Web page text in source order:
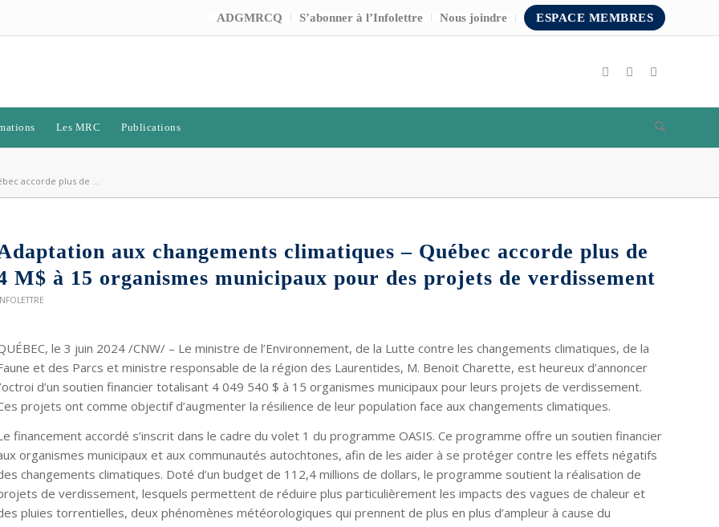
ADGMRCQ S’abonner à l’Infolettre Nous joindre ESPACE MEMBRES
Les MRC Publications
accorde plus de ...
aux changements climatiques – Québec accorde plus de
M$ à 15 organismes municipaux pour des projets de verdissement
le 3 juin 2024 /CNW/ – Le ministre de l’Environnement, de la Lutte contre les changements climatiques, de la
et des Parcs et ministre responsable de la région des Laurentides, M. Benoit Charette, est heureux d’annoncer
d’un soutien financier totalisant 4 049 540 $ à 15 organismes municipaux pour leurs projets de verdissement.
projets ont comme objectif d’augmenter la résilience de leur population face aux changements climatiques.
financement accordé s’inscrit dans le cadre du volet 1 du programme OASIS. Ce programme offre un soutien financier
organismes municipaux et aux communautés autochtones, afin de les aider à se protéger contre les effets négatifs
changements climatiques. Doté d’un budget de 112,4 millions de dollars, le programme soutient la réalisation de
de verdissement, lesquels permettent de réduire plus particulièrement les impacts des vagues de chaleur et
pluies torrentielles, deux phénomènes météorologiques qui prennent de plus en plus d’ampleur à cause du